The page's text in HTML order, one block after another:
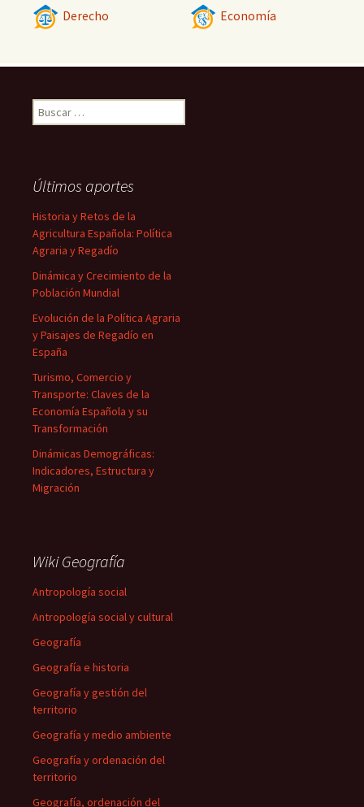
Derecho Economía
Buscar:
Últimos aportes
Historia y Retos de la
Agricultura Española: Política
Agraria y Regadío
Dinámica y Crecimiento de la
Población Mundial
Evolución de la Política Agraria
y Paisajes de Regadío en
España
Turismo, Comercio y
Transporte: Claves de la
Economía Española y su
Transformación
Dinámicas Demográficas:
Indicadores, Estructura y
Migración
Wiki Geografía
Antropología social
Antropología social y cultural
Geografía
Geografía e historia
Geografía y gestión del
territorio
Geografía y medio ambiente
Geografía y ordenación del
territorio
Geografía, ordenación del